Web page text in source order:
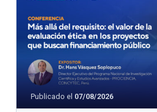
Publicado el 07/08/2026